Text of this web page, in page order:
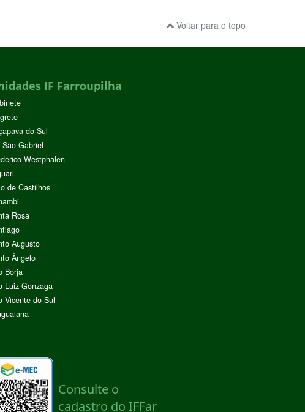
Voltar para o topo
IF Farroupilha
do Sul
São Gabriel
Westphalen
de Castilhos
Rosa
Augusto
Ângelo
Borja
Luiz Gonzaga
Vicente do Sul